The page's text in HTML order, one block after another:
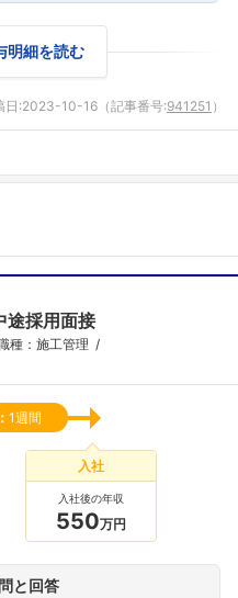
明細を読む
日:2023-10-16 （記事番号:941251 ）
途採用面接
種：施工管理
1週間
入社
入社後の年収
550万円
と回答